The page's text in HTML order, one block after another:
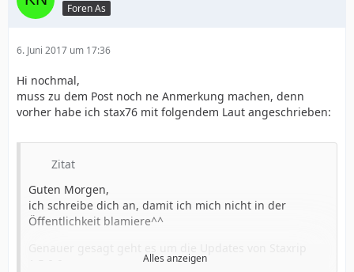
Foren As
6. Juni 2017 um 17:36
Hi nochmal,
muss zu dem Post noch ne Anmerkung machen, denn
vorher habe ich stax76 mit folgendem Laut angeschrieben:
Zitat
Guten Morgen,
ich schreibe dich an, damit ich mich nicht in der
Öffentlichkeit blamiere^^
Alles anzeigen